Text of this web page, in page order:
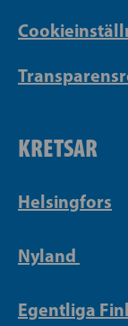
KRETSAR
Helsingfors
Nyland
Egentliga